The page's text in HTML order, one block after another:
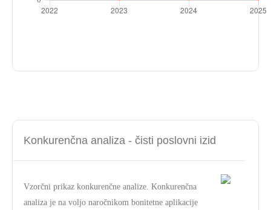
Konkurenčna analiza - čisti poslovni izid
Vzorčni prikaz konkurenčne analize. Konkurenčna
analiza je na voljo naročnikom bonitetne aplikacije